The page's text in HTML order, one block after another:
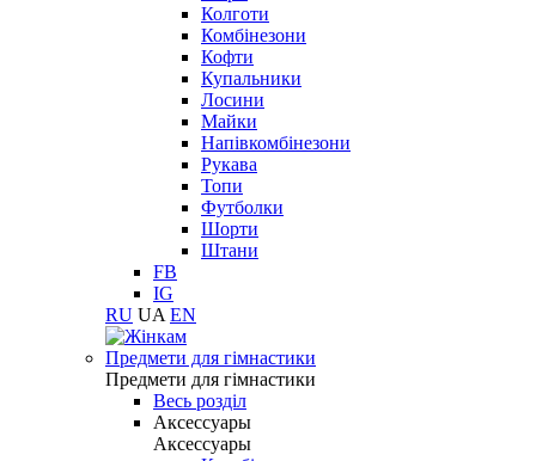
Колготи
Комбінезони
Кофти
Купальники
Лосини
Майки
Напівкомбінезони
Рукава
Топи
Футболки
Шорти
Штани
FB
IG
RU UA EN
Предмети для гімнастики
Предмети для гімнастики
Весь розділ
Аксессуары
Аксессуары